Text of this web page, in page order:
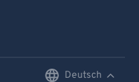
Deutsch